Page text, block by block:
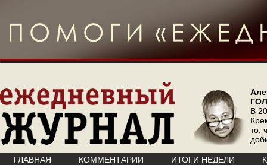
В
то,
ГЛАВНАЯ КОММЕНТАРИИ ИТОГИ НЕДЕЛИ